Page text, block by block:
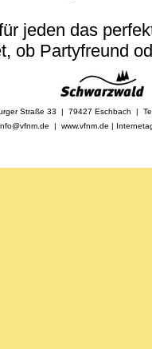
jeden das
ob Partyfreund
Straße 33 | 79427 Eschbach |
| www.vfnm.de |